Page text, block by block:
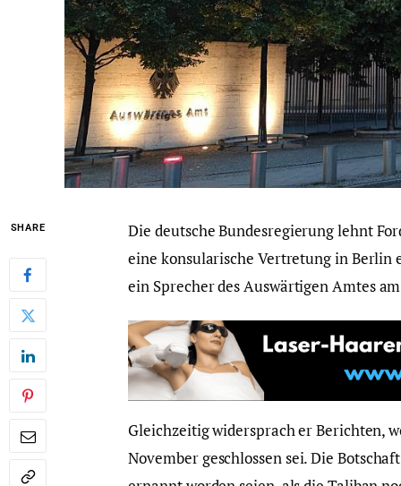
SHARE
Die deutsche Bundesregierung lehnt
eine konsularische Vertretung in Berlin
ein Sprecher des Auswärtigen Amtes
Gleichzeitig widersprach er Berichten,
November geschlossen sei. Die